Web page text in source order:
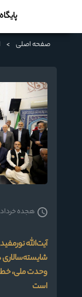
صفحه اصلی >
آیت‌الله
وحدت ملی، خط
است
هجده خرداد